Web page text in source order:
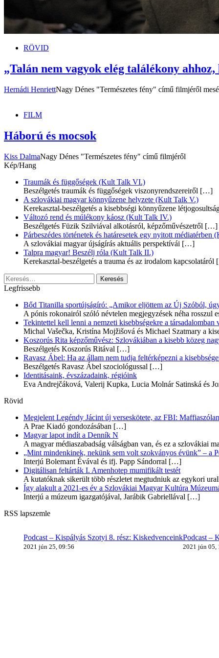
RÖVID
„Talán nem vagyok elég találékony
Hernádi HenriettNagy Dénes "Természetes fény" című filmjéről
FILM
Háború és mocsok
Kiss DalmaNagy Dénes "Természetes fény" című filmjéről
Kép/Hang
Traumák és függőségek (Kult Talk VI.)
Beszélgetés traumák és függőségek viszonyrendszereiről […]
A szlovákiai magyar könnyűzene helyzete (Kult Talk V.)
Kerekasztal-beszélgetés a kisebbségi könnyűzene
Változó rend és múlékony káosz (Kult Talk IV.)
Beszélgetés Füzik Szilviával alkotásról, képzőművészetről […]
Párbeszédes történetek és határesetek egy nyitott médiatérben
A szlovákiai magyar újságírás aktuális perspektívái […]
Talpra magyar! Beszélj róla (Kult Talk II.)
Kerekasztal-beszélgetés a trauma és az irodalom kapcsolatáról
Keresés:
Legfrissebb
Bőd Titanilla sportújságíró: „Amikor eljöttem az Új Szóból,
A pónis rokonairól szóló névtelen megjegyzések néha rosszul
Tekintettel kell lenni a nemzeti kisebbségekre a társadalomban
Michal Vašečka, Kristína Mojžišová és Michael Szatmary a
Koszorús Rita képzőművész: Szlovákiában a kisebb közeg
Beszélgetés Koszorús Ritával […]
Ravasz Ábel: Ha az állam nem tudja feltérképezni a
Beszélgetés Ravasz Ábel szociológussal […]
Identitásaink, évszázadaink, régióink
Eva Andrejčáková, Valerij Kupka, Lucia Molnár Satinská és
Rövid
Megjelent Legéndy Jácint új verseskötete, az FBI:
A Prae Kiadó gondozásában […]
Magyar lapot indít a Denník N
A magyar médiaszabadság válságban van, és ez a szlovákiai
„Mint mindenkinek, nekünk sem volt szokványos évünk” – a
Interjú Bolemant Évával és ifj. Papp Sándorral […]
Digitálisan feltárták I. Amenhotep mumifikált testét
A kutatóknak sikerült több részletet megtudniuk az egykori
Így alakult a 2021-es év a Szlovákiai Magyar Kultúra
Interjú a múzeum igazgatójával, Jarábik Gabriellával […]
RSS lapszemle
Podcast – Kispályás Szotyi 8. rész: Kiskedvenceink
2021 jún 25, 09:56
Podcast –
2021 jún 05,